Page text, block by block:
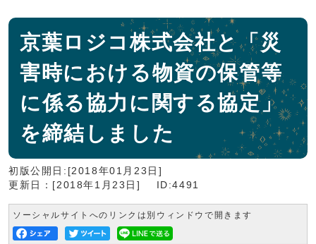
京葉ロジコ株式会社と「災
害時における物資の保管等
に係る協力に関する協定」
を締結しました
初版公開日:[2018年01月23日]
更新日：[2018年1月23日]
ID:4491
ソーシャルサイトへのリンクは別ウィンドウで開きます